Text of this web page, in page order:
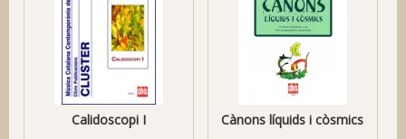
Calidoscopi I Cànons líquids i còsmics